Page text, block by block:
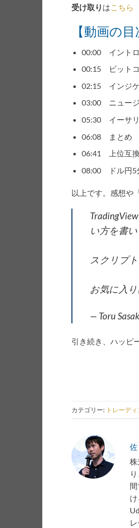
受け取り はこちら
【動画の目
00:00 イント
00:15 ビットコ
02:15 インジ
03:00 ニュー
05:30 イーサリ
06:08 まとめ
06:41 上位互換
08:00 ドル円5
以上です。感想や
い方を書
スクリプ
お気に入
— Toru
引き続き、ハッピ
カテゴリー: トレーデ